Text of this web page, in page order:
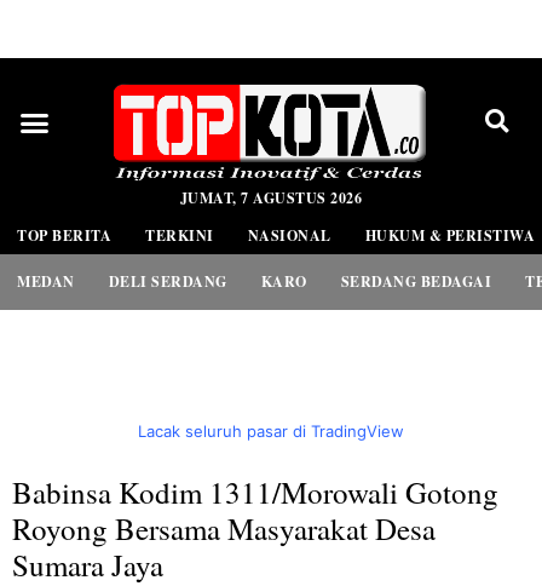
JUMAT, 7 AGUSTUS 2026
TOP BERITA
TERKINI NASIONAL HUKUM & PERISTIWA
MEDAN DELI SERDANG KARO SERDANG BEDAGAI
Lacak seluruh pasar di TradingView
Babinsa Kodim 1311/Morowali Gotong
Royong Bersama Masyarakat Desa
Sumara Jaya